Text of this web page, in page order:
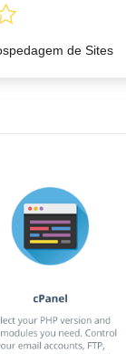
de Sites